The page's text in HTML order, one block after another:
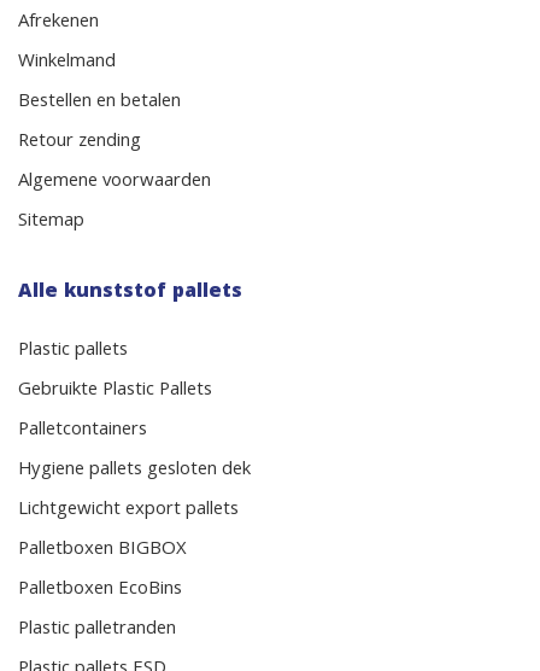
Afrekenen
Winkelmand
Bestellen en betalen
Retour zending
Algemene voorwaarden
Sitemap
Alle kunststof pallets
Plastic pallets
Gebruikte Plastic Pallets
Palletcontainers
Hygiene pallets gesloten dek
Lichtgewicht export pallets
Palletboxen BIGBOX
Palletboxen EcoBins
Plastic palletranden